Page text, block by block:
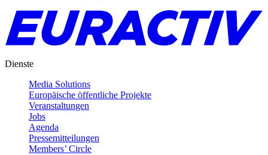
Dienste
Media Solutions
Europäische öffentliche Projekte
Veranstaltungen
Jobs
Agenda
Pressemitteilungen
Members’ Circle